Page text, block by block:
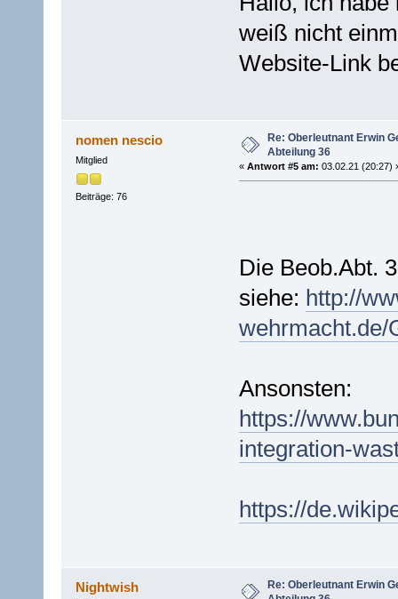
weiß nicht
Website-Link
nomen nescio
Mitglied
Beiträge: 76
Re: Oberleutnant Erwin
Abteilung 36
« Antwort #5 am: 03.02.21 (20:27)
Die Beob.Abt.
siehe: http://
wehrmacht.de/
Ansonsten:
https://
integration-
https://
Nightwish
Re: Oberleutnant Erwin